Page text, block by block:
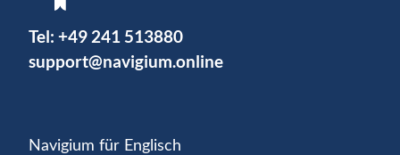
Tel: +49 241 513880
support@navigium.online
Navigium für Englisch